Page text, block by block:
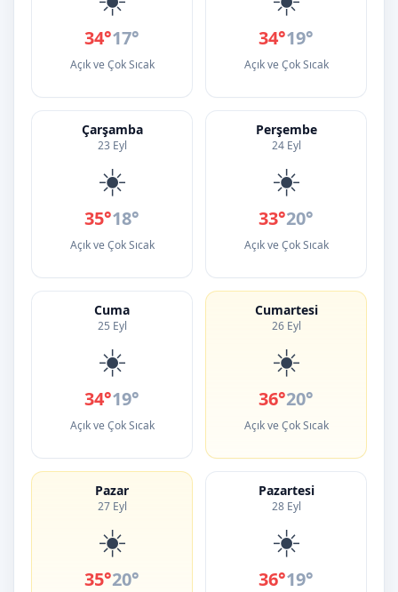
34°17°
Açık ve Çok Sıcak
34°19°
Açık ve Çok Sıcak
Çarşamba
23 Eyl
☀️
35°18°
Açık ve Çok Sıcak
Perşembe
24 Eyl
☀️
33°20°
Açık ve Çok Sıcak
Cuma
25 Eyl
☀️
34°19°
Açık ve Çok Sıcak
Cumartesi
26 Eyl
☀️
36°20°
Açık ve Çok Sıcak
Pazar
27 Eyl
☀️
35°20°
Pazartesi
28 Eyl
☀️
36°19°